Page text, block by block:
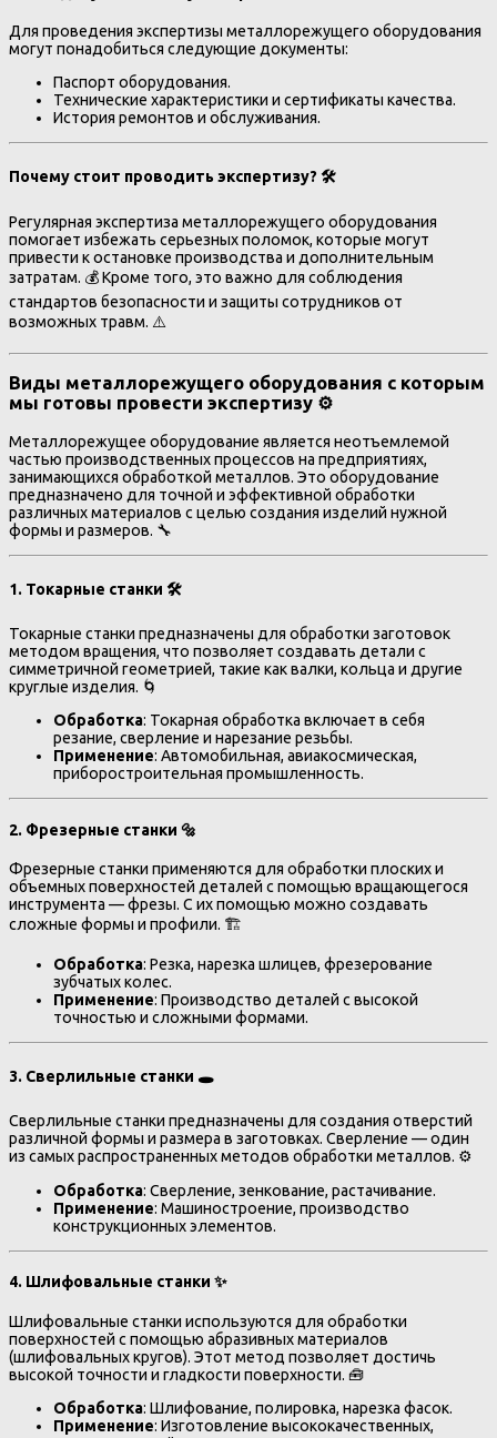
Для проведения экспертизы металлорежущего оборудования
могут понадобиться следующие документы:
Паспорт оборудования.
Технические характеристики и сертификаты качества.
История ремонтов и обслуживания.
Почему стоит проводить экспертизу? 🛠️
Регулярная экспертиза металлорежущего оборудования
помогает избежать серьезных поломок, которые могут
привести к остановке производства и дополнительным
затратам. 💰 Кроме того, это важно для соблюдения
стандартов безопасности и защиты сотрудников от
возможных травм. ⚠️
Виды металлорежущего оборудования с которым
мы готовы провести экспертизу ⚙️
Металлорежущее оборудование является неотъемлемой
частью производственных процессов на предприятиях,
занимающихся обработкой металлов. Это оборудование
предназначено для точной и эффективной обработки
различных материалов с целью создания изделий нужной
формы и размеров. 🔧
1. Токарные станки 🛠️
Токарные станки предназначены для обработки заготовок
методом вращения, что позволяет создавать детали с
симметричной геометрией, такие как валки, кольца и другие
круглые изделия. 🌀
Обработка: Токарная обработка включает в себя
резание, сверление и нарезание резьбы.
Применение: Автомобильная, авиакосмическая,
приборостроительная промышленность.
2. Фрезерные станки 🔩
Фрезерные станки применяются для обработки плоских и
объемных поверхностей деталей с помощью вращающегося
инструмента — фрезы. С их помощью можно создавать
сложные формы и профили. 🏗️
Обработка: Резка, нарезка шлицев, фрезерование
зубчатых колес.
Применение: Производство деталей с высокой
точностью и сложными формами.
3. Сверлильные станки 🕳️
Сверлильные станки предназначены для создания отверстий
различной формы и размера в заготовках. Сверление — один
из самых распространенных методов обработки металлов. ⚙️
Обработка: Сверление, зенкование, растачивание.
Применение: Машиностроение, производство
конструкционных элементов.
4. Шлифовальные станки ✨
Шлифовальные станки используются для обработки
поверхностей с помощью абразивных материалов
(шлифовальных кругов). Этот метод позволяет достичь
высокой точности и гладкости поверхности. 🧰
Обработка: Шлифование, полировка, нарезка фасок.
Применение: Изготовление высококачественных,